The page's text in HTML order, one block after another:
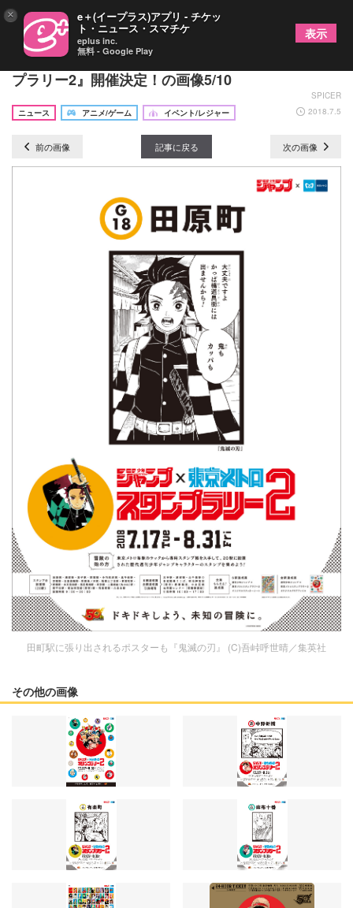
今年の夏も『週刊少年ジャンプ×東京メトロスタン
プラリー2』開催決定！の画像5/10
SPICER
ニュース
アニメ/ゲーム イベント/レジャー 2018.7.5
前の画像 記事に戻る 次の画像
田町駅に張り出されるポスターも『鬼滅の刃』 (C)吾峠呼世晴／集英社
その他の画像
× e＋(イープラス)アプリ - チケッ
ト・ニュース・スマチケ
eplus inc.
無料 - Google Play
表示